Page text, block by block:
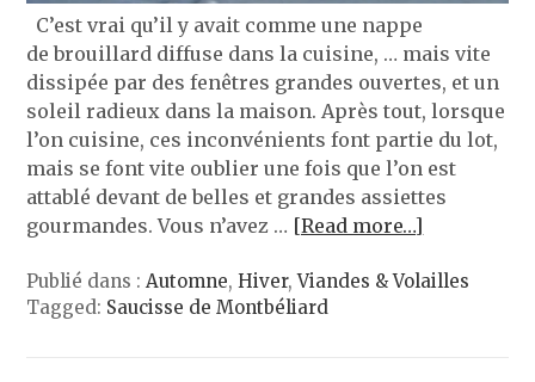
C’est vrai qu’il y avait comme une nappe
de brouillard diffuse dans la cuisine, … mais vite
dissipée par des fenêtres grandes ouvertes, et un
soleil radieux dans la maison. Après tout, lorsque
l’on cuisine, ces inconvénients font partie du lot,
mais se font vite oublier une fois que l’on est
attablé devant de belles et grandes assiettes
gourmandes. Vous n’avez … [Read more…]
Publié dans :Automne,Hiver,Viandes & Volailles
Tagged: Saucisse de Montbéliard